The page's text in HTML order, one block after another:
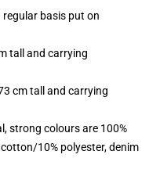
basis put on
tall and carrying
cm tall and carrying
strong colours are 100%
10% polyester, denim